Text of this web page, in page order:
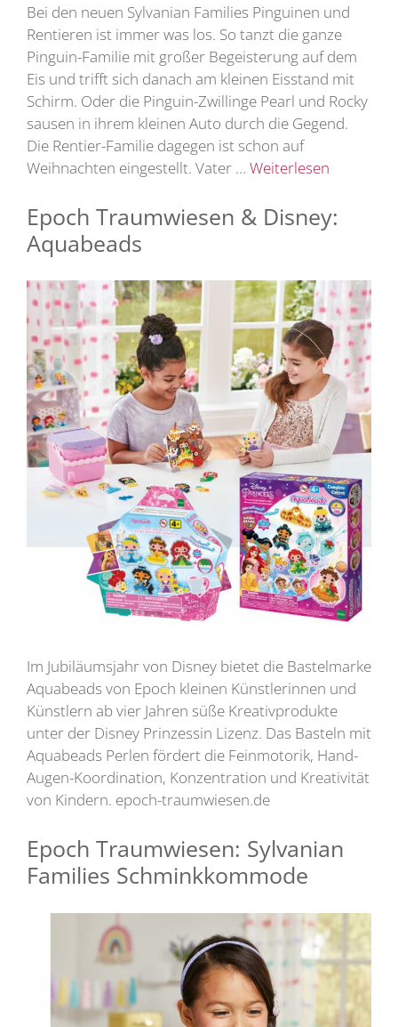
Bei den neuen Sylvanian Families Pinguinen und
Rentieren ist immer was los. So tanzt die ganze
Pinguin-Familie mit großer Begeisterung auf dem
Eis und trifft sich danach am kleinen Eisstand mit
Schirm. Oder die Pinguin-Zwillinge Pearl und Rocky
sausen in ihrem kleinen Auto durch die Gegend.
Die Rentier-Familie dagegen ist schon auf
Weihnachten eingestellt. Vater … Weiterlesen
Epoch Traumwiesen & Disney:
Aquabeads
Im Jubiläumsjahr von Disney bietet die Bastelmarke
Aquabeads von Epoch kleinen Künstlerinnen und
Künstlern ab vier Jahren süße Kreativprodukte
unter der Disney Prinzessin Lizenz. Das Basteln mit
Aquabeads Perlen fördert die Feinmotorik, Hand-
Augen-Koordination, Konzentration und Kreativität
von Kindern. epoch-traumwiesen.de
Epoch Traumwiesen: Sylvanian
Families Schminkkommode